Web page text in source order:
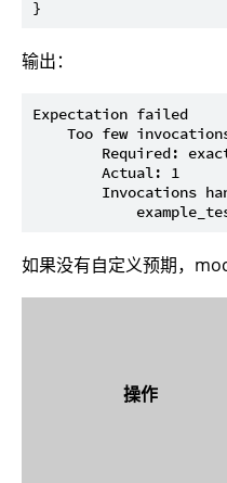
输出：
Expectation failed
Too few
Required:
        Actual: 1
Invocations
如果没有自定义预期，
操作